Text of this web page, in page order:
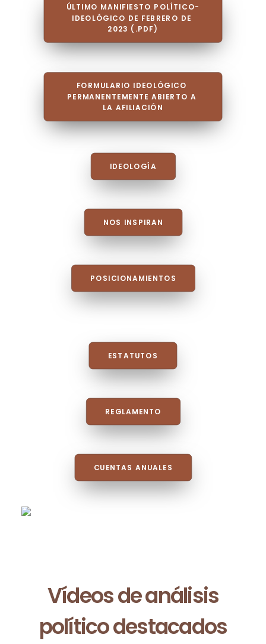
ÚLTIMO MANIFIESTO POLÍTICO-
IDEOLÓGICO DE FEBRERO DE
2023 (.PDF)
FORMULARIO IDEOLÓGICO
PERMANENTEMENTE ABIERTO A
LA AFILIACIÓN
IDEOLOGÍA
NOS INSPIRAN
POSICIONAMIENTOS
ESTATUTOS
REGLAMENTO
CUENTAS ANUALES
Vídeos de análisis
político destacados